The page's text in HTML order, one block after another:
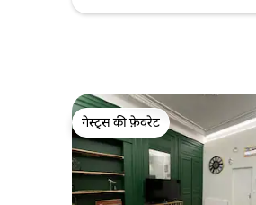
गेस्ट्स की फ़ेवरेट
गेस्ट्स की फ़ेवरेट